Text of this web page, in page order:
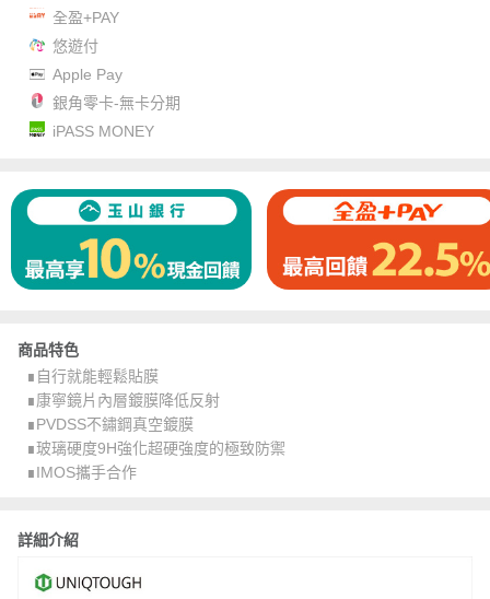
全盈+PAY
悠遊付
Apple Pay
銀角零卡-無卡分期
iPASS MONEY
商品特色
∎自行就能輕鬆貼膜
∎康寧鏡片內層鍍膜降低反射
∎PVDSS不鏽鋼真空鍍膜
∎玻璃硬度9H強化超硬強度的極致防禦
∎IMOS攜手合作
詳細介紹